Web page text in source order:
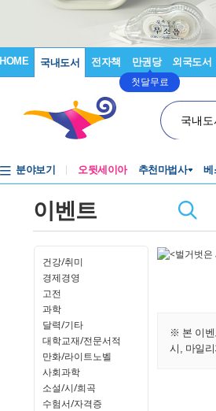
HOME 국내도서 전자책 만권당
첫달무료
외국도서
국내도
분야보기 오뒷세이아 추천마법사 베
이벤트
건강/취미
경제경영
고전
과학
달력/기타
대학교재/전문서적
만화/라이트노벨
사회과학
소설/시/희곡
수험서/자격증
※ 본 이벤
시, 마일